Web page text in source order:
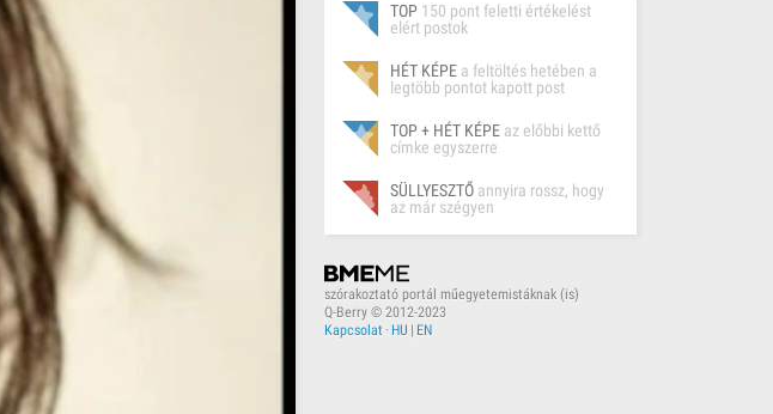
TOP 150 pont feletti értékelést
elért postok
HÉT KÉPE a feltöltés hetében a
legtöbb pontot kapott post
TOP + HÉT KÉPE az előbbi kettő
címke egyszerre
SÜLLYESZTŐ annyira rossz, hogy
az már szégyen
szórakoztató portál műegyetemistáknak (is)
Q-Berry © 2012-2023
Kapcsolat · HU | EN